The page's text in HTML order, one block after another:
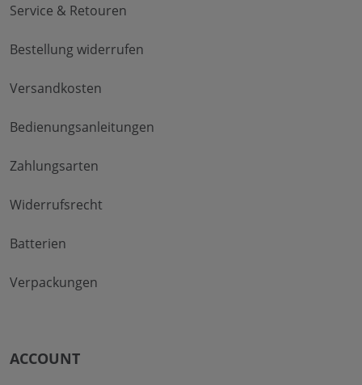
Service & Retouren
Bestellung widerrufen
Versandkosten
Bedienungsanleitungen
Zahlungsarten
Widerrufsrecht
Batterien
Verpackungen
ACCOUNT